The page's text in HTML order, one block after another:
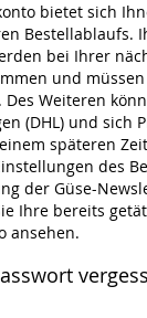
bietet sich
Bestellablaufs.
bei Ihrer
und
Weiteren
(DHL) und sich
späteren
des
der Güse-
Ihre bereits
ansehen.